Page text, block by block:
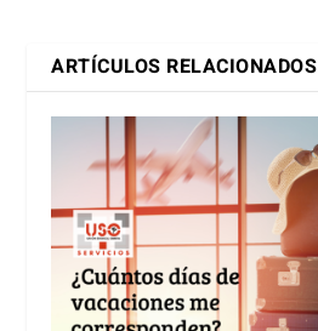
ARTÍCULOS RELACIONADOS